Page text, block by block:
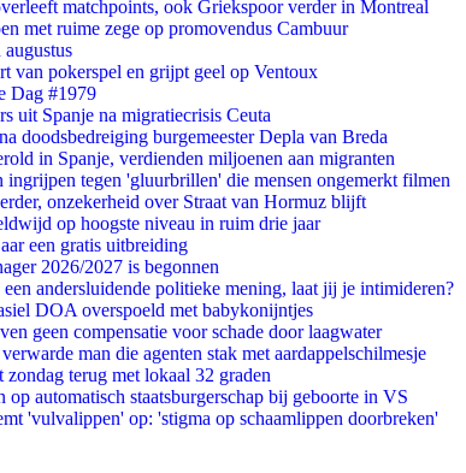
matchpoints, ook Griekspoor verder in Montreal
met ruime zege op promovendus Cambuur
van pokerspel en grijpt geel op Ventoux
Dag #1979
uit Spanje na migratiecrisis Ceuta
doodsbedreiging burgemeester Depla van Breda
in Spanje, verdienden miljoenen aan migranten
tegen 'gluurbrillen' die mensen ongemerkt filmen
onzekerheid over Straat van Hormuz blijft
op hoogste niveau in ruim drie jaar
een gratis uitbreiding
2026/2027 is begonnen
een andersluidende politieke mening, laat jij je intimideren?
DOA overspoeld met babykonijntjes
geen compensatie voor schade door laagwater
man die agenten stak met aardappelschilmesje
zondag terug met lokaal 32 graden
automatisch staatsburgerschap bij geboorte in VS
'vulvalippen' op: 'stigma op schaamlippen doorbreken'